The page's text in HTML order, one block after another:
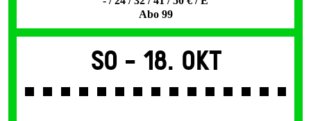
Abo 99
So - 18. Okt